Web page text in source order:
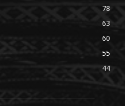
78
63
60
55
44